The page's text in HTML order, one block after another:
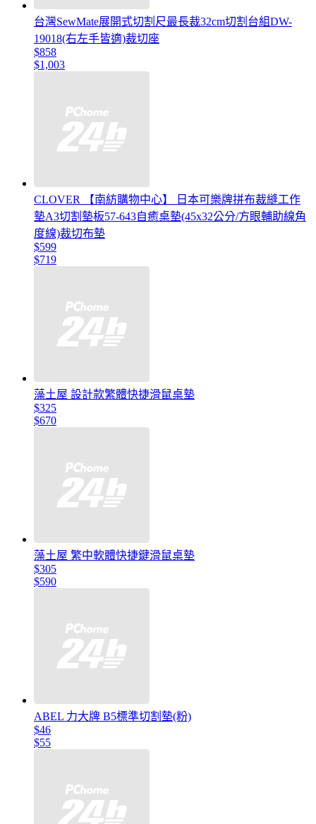
台灣SewMate展開式切割尺最長裁32cm切割台組DW-
19018(右左手皆適)裁切座
$858
$1,003
CLOVER 【南紡購物中心】 日本可樂牌拼布裁縫工作
墊A3切割墊板57-643自癒桌墊(45x32公分/方眼輔助線角
度線)裁切布墊
$599
$719
藻土屋 設計款繁體快捷滑鼠桌墊
$325
$670
藻土屋 繁中軟體快捷鍵滑鼠桌墊
$305
$590
ABEL 力大牌 B5標準切割墊(粉)
$46
$55